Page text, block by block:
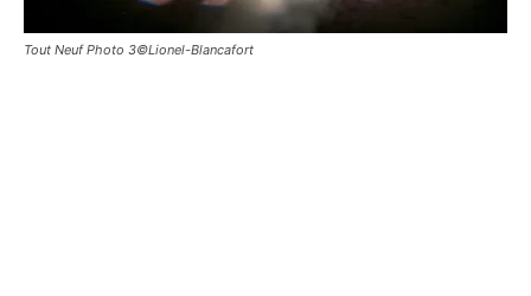
Tout Neuf Photo 3©Lionel-Blancafort